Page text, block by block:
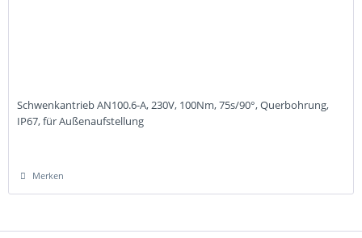
Schwenkantrieb AN100.6-A, 230V, 100Nm, 75s/90°, Querbohrung,
IP67, für Außenaufstellung
Merken